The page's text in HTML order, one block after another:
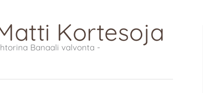
Kortesoja
Banaali valvonta -